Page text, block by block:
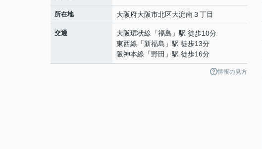
所在地 大阪府大阪市北区大淀南３丁目
交通 大阪環状線 「福島 」駅 徒歩10分
東西線 「新福島 」駅 徒歩13分
阪神本線 「野田 」駅 徒歩16分
情報の見方